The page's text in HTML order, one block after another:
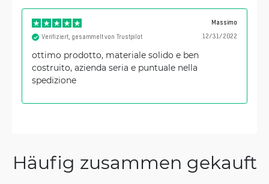
Massimo
12/31/2022
Verifiziert, gesammelt von Trustpilot
ottimo prodotto, materiale solido e ben
costruito, azienda seria e puntuale nella
spedizione
Häufig zusammen gekauft